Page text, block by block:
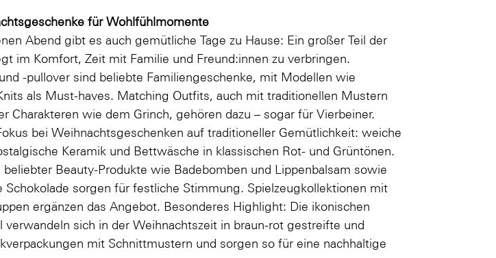
für Wohlfühlmomente
Abend gibt es auch gemütliche Tage zu Hause: Ein großer Teil der
im Komfort, Zeit mit Familie und Freund:innen zu verbringen.
-pullover sind beliebte Familiengeschenke, mit Modellen wie
als Must-haves. Matching Outfits, auch mit traditionellen Mustern
Charakteren wie dem Grinch, gehören dazu – sogar für Vierbeiner.
bei Weihnachtsgeschenken auf traditioneller Gemütlichkeit: weiche
Keramik und Bettwäsche in klassischen Rot- und Grüntönen.
Beauty-Produkte wie Badebomben und Lippenbalsam sowie
Schokolade sorgen für festliche Stimmung. Spielzeugkollektionen mit
ergänzen das Angebot. Besonderes Highlight: Die ikonischen
verwandeln sich in der Weihnachtszeit in braun-rot gestreifte und
mit Schnittmustern und sorgen so für eine nachhaltige